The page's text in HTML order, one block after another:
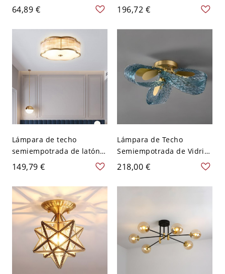
cristal vintage moderno,
lámpara de pétalos
multicolor para pasillos y
dormitorios - 8,89 cm 110
A 120 V Transparente
64,89 €
pétalos románticos
franceses, lámpara de
hierro multicolor y vidrio
y comedores - 110 A 120 V
45,72 cm Rosa
196,72 €
Lámpara de techo
semiempotrada de latón
moderno y vidrio
acanalado, lámpara de
tambor de 3/4/6 luces
para pasillos y
dormitorios - 3 110 A 120
V 12,7 cm
149,79 €
Lámpara de Techo
Semiempotrada de Vidrio
Moderno y Latón,
Lámpara de Pétalos en
Capas de 3/6/9 Luces para
218,00 €